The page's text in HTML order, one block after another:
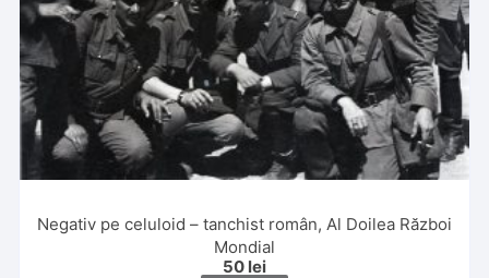
Negativ pe celuloid – tanchist român, Al Doilea Război
Mondial
50 lei